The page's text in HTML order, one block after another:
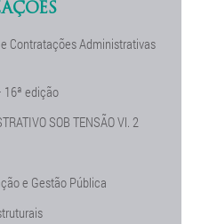
Contratações Administrativas
16ª edição
SOB TENSÃO Vl. 2
e Gestão Pública